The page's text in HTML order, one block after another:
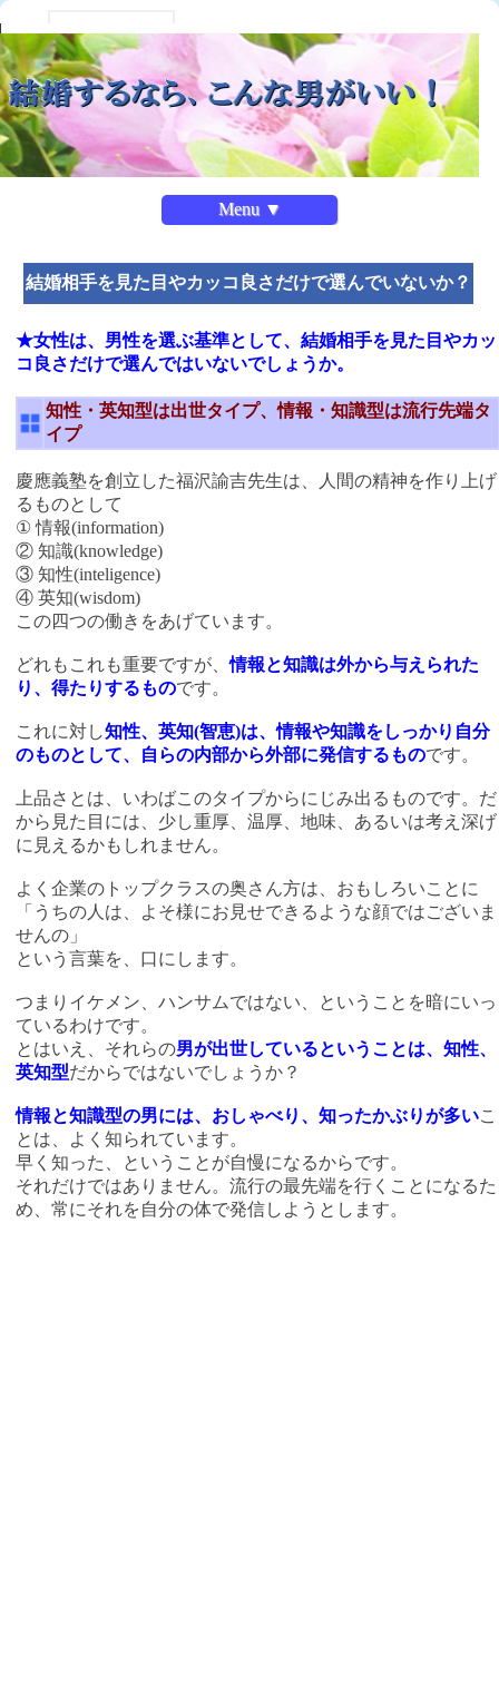
Menu ▼
結婚相手を見た目やカッコ良さだけで選んでいないか？
★女性は、男性を選ぶ基準として、結婚相手を見た目やカッ
コ良さだけで選んではいないでしょうか。
知性・英知型は出世タイプ、情報・知識型は流行先端タ
イプ
慶應義塾を創立した福沢諭吉先生は、人間の精神を作り上げ
るものとして
① 情報(information)
② 知識(knowledge)
③ 知性(inteligence)
④ 英知(wisdom)
この四つの働きをあげています。
どれもこれも重要ですが、情報と知識は外から与えられた
り、得たりするものです。
これに対し知性、英知(智恵)は、情報や知識をしっかり自分
のものとして、自らの内部から外部に発信するものです。
上品さとは、いわばこのタイプからにじみ出るものです。だ
から見た目には、少し重厚、温厚、地味、あるいは考え深げ
に見えるかもしれません。
よく企業のトップクラスの奥さん方は、おもしろいことに
「うちの人は、よそ様にお見せできるような顔ではございま
せんの」
という言葉を、口にします。
つまりイケメン、ハンサムではない、ということを暗にいっ
ているわけです。
とはいえ、それらの男が出世しているということは、知性、
英知型だからではないでしょうか？
情報と知識型の男には、おしゃべり、知ったかぶりが多いこ
とは、よく知られています。
早く知った、ということが自慢になるからです。
それだけではありません。流行の最先端を行くことになるた
め、常にそれを自分の体で発信しようとします。